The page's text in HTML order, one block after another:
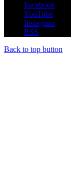
Facebook
YouTube
Instagram
RSS
Back to top button